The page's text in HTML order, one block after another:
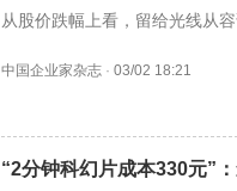
从股价跌幅上看，留给光线从
中国企业家杂志 · 03/02 18:21
“2分钟科幻片成本330元”